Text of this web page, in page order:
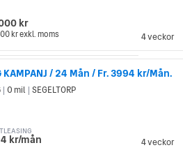
4 veckor
kr
krexkl. moms
KAMPANJ / 24 Mån / Fr. 3994 kr/Mån.
4 veckor
0 mil SEGELTORP
kr/mån